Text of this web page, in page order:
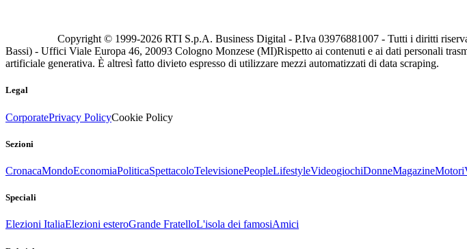
Copyright © 1999-2026 RTI S.p.A. Business Digital - P.Iva 03976881007 - Tutti i diritti
Bassi) - Uffici Viale Europa 46, 20093 Cologno Monzese (MI)Rispetto ai contenuti e ai dati personali
artificiale generativa. È altresì fatto divieto espresso di utilizzare mezzi automatizzati di data scraping.
Legal
CorporatePrivacy PolicyCookie Policy
Sezioni
CronacaMondoEconomiaPoliticaSpettacoloTelevisionePeopleLifestyleVideogiochiDonneMagazineMotori
Speciali
Elezioni ItaliaElezioni esteroGrande FratelloL'isola dei famosiAmici